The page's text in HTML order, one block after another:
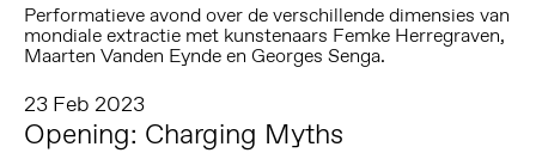
Performatieve avond over de verschillende dimensies van
mondiale extractie met kunstenaars Femke Herregraven,
Maarten Vanden Eynde en Georges Senga.
23 Feb 2023
Opening: Charging Myths